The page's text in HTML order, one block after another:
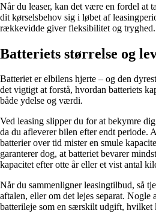
Når du leaser, kan det være en fordel at
dit kørselsbehov sig i løbet af
rækkevidde giver fleksibilitet og tryghed.
Batteriets størrelse og
Batteriet er elbilens hjerte – og den
det vigtigt at forstå, hvordan batteriets
både ydelse og værdi.
Ved leasing slipper du for at bekymre
da du afleverer bilen efter endt periode.
batterier over tid mister en smule
garanterer dog, at batteriet bevarer
kapacitet efter otte år eller et vist antal
Når du sammenligner leasingtilbud, så
aftalen, eller om det lejes separat.
batterileje som en særskilt udgift, hvilket